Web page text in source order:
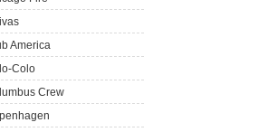
America
Colo
Crew